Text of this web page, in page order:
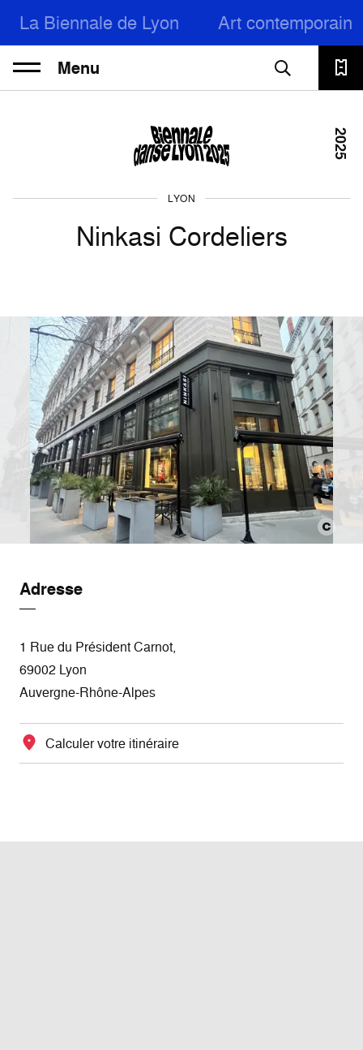
La Biennale de Lyon Art contemporain
Menu
LYON
Ninkasi Cordeliers
2025
Adresse
1 Rue du Président Carnot,
69002 Lyon
Auvergne-Rhône-Alpes
Calculer votre itinéraire